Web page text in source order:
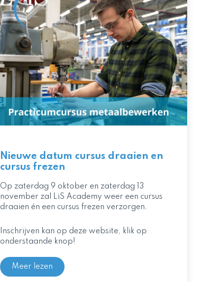
Nieuwe datum cursus draaien en
cursus frezen
Op zaterdag 9 oktober en zaterdag 13
november zal LiS Academy weer een cursus
draaien én een cursus frezen verzorgen.
Inschrijven kan op deze website, klik op
onderstaande knop!
Meer lezen